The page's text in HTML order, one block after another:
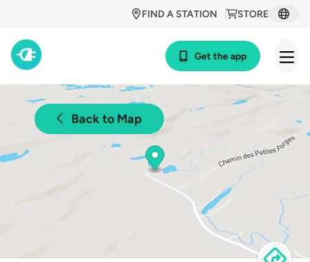
STORE
FIND A STATION
Get the app
Back to Map